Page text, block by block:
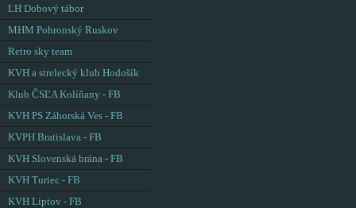
LH Dobový tábor
MHM Pohronský Ruskov
Retro sky team
KVH a strelecký klub Hodošík
Klub ČSĽA Kolíňany - FB
KVH PS Záhorská Ves - FB
KVPH Bratislava - FB
KVH Slovenská brána - FB
KVH Turiec - FB
KVH Liptov - FB